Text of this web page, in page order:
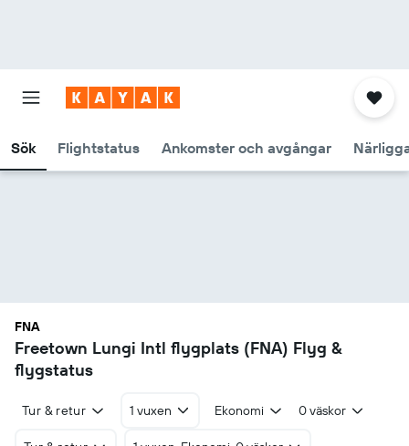
Sök Flightstatus Ankomster och avgångar
FNA
Freetown Lungi Intl flygplats (FNA) Flyg &
flygstatus
Tur & retur 1 vuxen Ekonomi 0 väskor